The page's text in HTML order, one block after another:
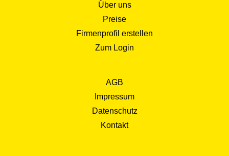
Über uns
Preise
Firmenprofil erstellen
Zum Login
AGB
Impressum
Datenschutz
Kontakt